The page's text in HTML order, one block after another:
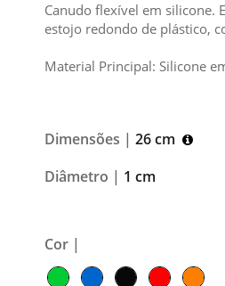
Canudo flexível em silicone.
estojo redondo de plástico,
Material Principal: Silicone
Dimensões | 26 cm
Diâmetro | 1 cm
Cor |